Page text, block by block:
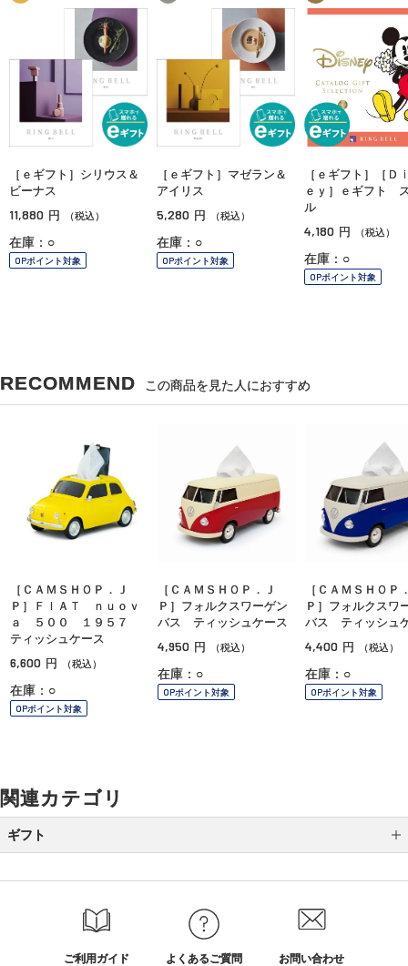
［ｅギフト］シリウス＆
ビーナス
11,880 円 （税込）
在庫：○
OPポイント対象
［ｅギフト］マゼラン＆
アイリス
5,280 円 （税込）
在庫：○
OPポイント対象
［ｅギフト］［Ｄ
ｅｙ］ｅギフト
ル
4,180 円 （税込）
在庫：○
OPポイント対象
RECOMMEND この商品を見た人におすすめ
［ＣＡＭＳＨＯＰ．Ｊ
Ｐ］ＦＩＡＴ ｎｕｏｖ
ａ ５００ １９５７
ティッシュケース
6,600 円 （税込）
在庫：○
OPポイント対象
［ＣＡＭＳＨＯＰ．Ｊ
Ｐ］フォルクスワーゲン
バス ティッシュケース
4,950 円 （税込）
在庫：○
OPポイント対象
［ＣＡＭＳＨＯＰ
Ｐ］フォルクスワ
バス ティッシュ
4,400 円 （税込）
在庫：○
OPポイント対象
関連カテゴリ
ギフト
全国送料無料ギフト
ご利用ガイド よくあるご質問 お問い合わせ